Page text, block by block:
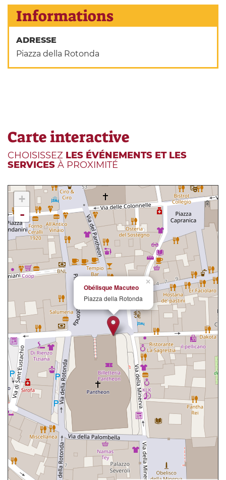
Informations
ADRESSE
Piazza della Rotonda
Carte interactive
CHOISISSEZ LES ÉVÉNEMENTS ET LES
SERVICES À PROXIMITÉ
×
Obélisque Macuteo
Piazza della Rotonda
+
-